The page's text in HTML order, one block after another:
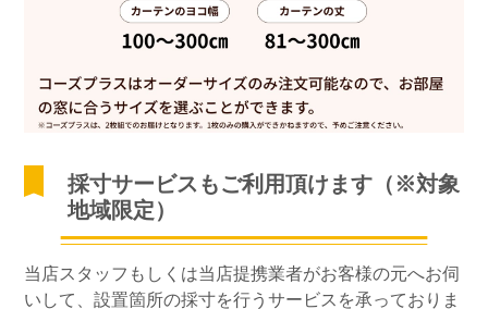
採寸サービスもご利用頂けます（※対象
地域限定）
当店スタッフもしくは当店提携業者がお客様の元へお伺
いして、設置箇所の採寸を行うサービスを承っておりま